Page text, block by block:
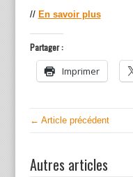
// En savoir plus
Partager :
Imprimer
← Article précédent
Autres articles